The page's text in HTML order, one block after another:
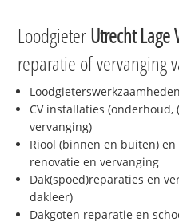
LoodgieterUtrecht Lage
reparatie of vervanging
CV installaties (onderhoud,
vervanging)
Riool (binnen en buiten)
renovatie en vervanging
Dak(spoed)reparaties en
dakleer)
Dakgoten reparatie en